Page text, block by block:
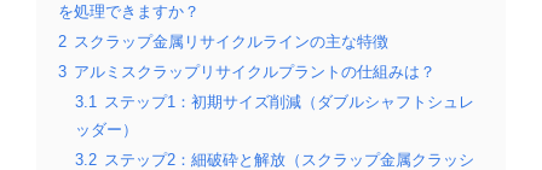
を処理できますか？
2 スクラップ金属リサイクルラインの主な特徴
3 アルミスクラップリサイクルプラントの仕組みは？
3.1
ステップ1：初期サイズ削減（ダブルシャフトシュレ
ッダー）
3.2 ステップ2：細破砕と解放（スクラップ金属クラッシ